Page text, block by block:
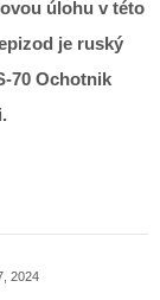
úlohu v této
je ruský
70 Ochotnik
2024